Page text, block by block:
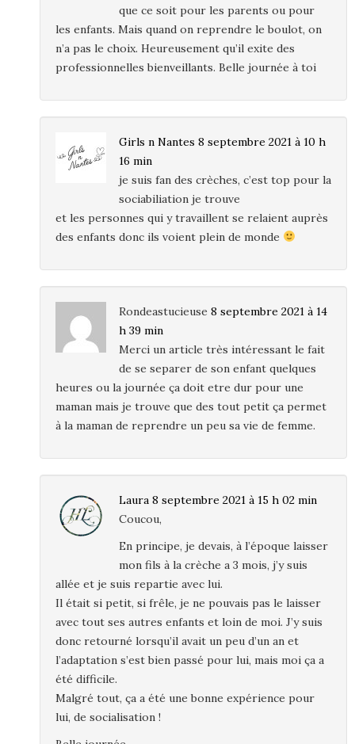
que ce soit pour les parents ou pour
les enfants. Mais quand on reprendre le boulot, on
n’a pas le choix. Heureusement qu’il exite des
professionnelles bienveillants. Belle journée à toi
Girls n Nantes 8 septembre 2021 à 10 h
16 min
je suis fan des crèches, c’est top pour la
sociabiliation je trouve
et les personnes qui y travaillent se relaient auprès
des enfants donc ils voient plein de monde
Rondeastucieuse 8 septembre 2021 à 14
h 39 min
Merci un article très intéressant le fait
de se separer de son enfant quelques
heures ou la journée ça doit etre dur pour une
maman mais je trouve que des tout petit ça permet
à la maman de reprendre un peu sa vie de femme.
Laura 8 septembre 2021 à 15 h 02 min
Coucou,
En principe, je devais, à l’époque laisser
mon fils à la crèche a 3 mois, j’y suis
allée et je suis repartie avec lui.
Il était si petit, si frêle, je ne pouvais pas le laisser
avec tout ses autres enfants et loin de moi. J’y suis
donc retourné lorsqu’il avait un peu d’un an et
l’adaptation s’est bien passé pour lui, mais moi ça a
été difficile.
Malgré tout, ça a été une bonne expérience pour
lui, de socialisation !